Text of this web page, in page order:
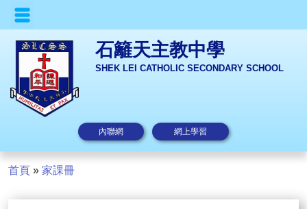
石籬天主教中學
SHEK LEI CATHOLIC SECONDARY SCHOOL
內聯網 網上學習
首頁 » 家課冊